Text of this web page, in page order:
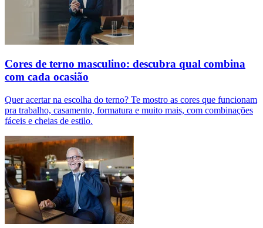
Cores de terno masculino: descubra qual combina
com cada ocasião
Quer acertar na escolha do terno? Te mostro as cores que funcionam
pra trabalho, casamento, formatura e muito mais, com combinações
fáceis e cheias de estilo.